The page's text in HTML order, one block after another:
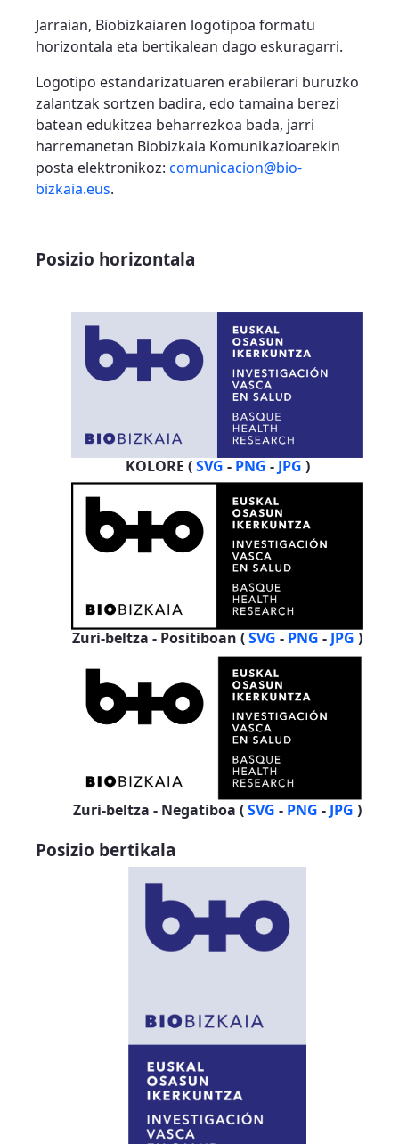
Jarraian, Biobizkaiaren logotipoa formatu
horizontala eta bertikalean dago eskuragarri.
Logotipo estandarizatuaren erabilerari buruzko
zalantzak sortzen badira, edo tamaina berezi
batean edukitzea beharrezkoa bada, jarri
harremanetan Biobizkaia Komunikazioarekin
posta elektronikoz: comunicacion@bio-
bizkaia.eus.
Posizio horizontala
KOLORE (SVG - PNG - JPG )
Zuri-beltza - Positiboan (SVG - PNG - JPG )
Zuri-beltza - Negatiboa (SVG - PNG - JPG )
Posizio bertikala